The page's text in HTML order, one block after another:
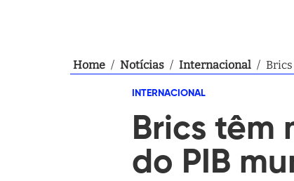
Home / Notícias / Internacional / Brics
INTERNACIONAL
Brics têm
do PIB